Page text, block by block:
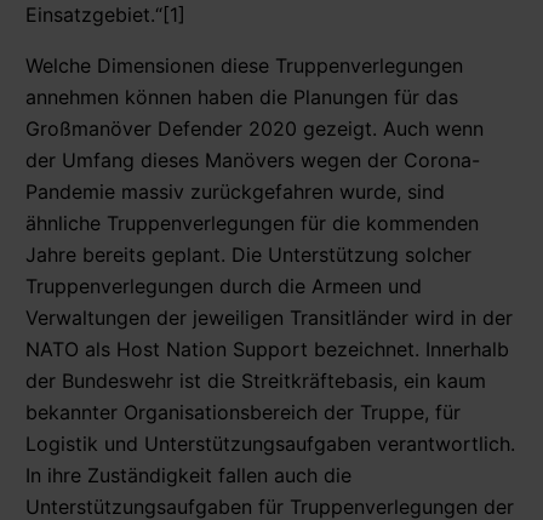
Einsatzgebiet.“[1]
Welche Dimensionen diese Truppenverlegungen
annehmen können haben die Planungen für das
Großmanöver Defender 2020 gezeigt. Auch wenn
der Umfang dieses Manövers wegen der Corona-
Pandemie massiv zurückgefahren wurde, sind
ähnliche Truppenverlegungen für die kommenden
Jahre bereits geplant. Die Unterstützung solcher
Truppenverlegungen durch die Armeen und
Verwaltungen der jeweiligen Transitländer wird in der
NATO als Host Nation Support bezeichnet. Innerhalb
der Bundeswehr ist die Streitkräftebasis, ein kaum
bekannter Organisationsbereich der Truppe, für
Logistik und Unterstützungsaufgaben verantwortlich.
In ihre Zuständigkeit fallen auch die
Unterstützungsaufgaben für Truppenverlegungen der